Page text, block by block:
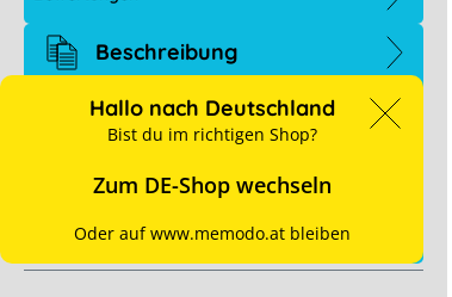
Beschreibung
Pylontech Force H3 Batterie ist die neuste
Version des
dem…
Downloads
Hallo nach Deutschland
Bist du im richtigen Shop?
Zum DE-Shop wechseln
Oder auf www.memodo.at bleiben